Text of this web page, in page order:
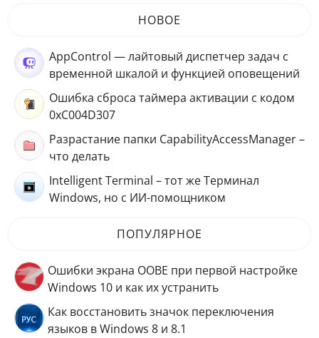
НОВОЕ
AppControl — лайтовый диспетчер задач с
временной шкалой и функцией оповещений
Ошибка сброса таймера активации с кодом
0xC004D307
Разрастание папки CapabilityAccessManager –
что делать
Intelligent Terminal – тот же Терминал
Windows, но с ИИ-помощником
ПОПУЛЯРНОЕ
Ошибки экрана OOBE при первой настройке
Windows 10 и как их устранить
Как восстановить значок переключения
языков в Windows 8 и 8.1